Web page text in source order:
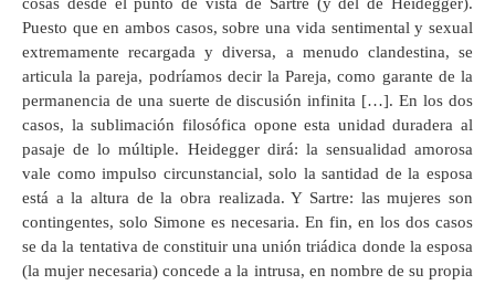
cosas desde el punto de vista de Sartre (y del de Heidegger).
Puesto que en ambos casos, sobre una vida sentimental y sexual
extremamente recargada y diversa, a menudo clandestina, se
articula la pareja, podríamos decir la Pareja, como garante de la
permanencia de una suerte de discusión infinita […]. En los dos
casos, la sublimación filosófica opone esta unidad duradera al
pasaje de lo múltiple. Heidegger dirá: la sensualidad amorosa
vale como impulso circunstancial, solo la santidad de la esposa
está a la altura de la obra realizada. Y Sartre: las mujeres son
contingentes, solo Simone es necesaria. En fin, en los dos casos
se da la tentativa de constituir una unión triádica donde la esposa
(la mujer necesaria) concede a la intrusa, en nombre de su propia